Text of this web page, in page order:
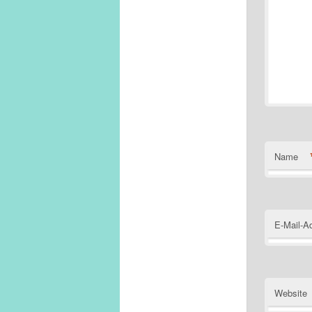
Name
E-Mail-
Website